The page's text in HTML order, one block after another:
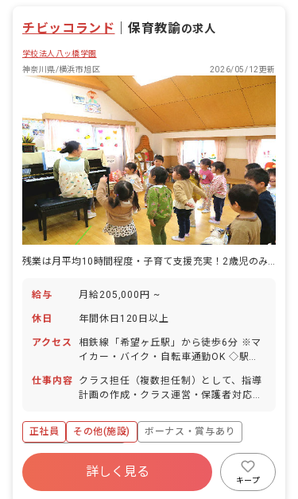
チビッコランド ｜保育教諭の求人
学校法人八ッ橋学園
神奈川県/横浜市旭区
2026/05/12更新
残業は月平均10時間程度・子育て支援充実！2歳児のみの幼児教室です
給与 月給205,000円 ~
休日 年間休日120日以上
アクセス
相鉄線「希望ヶ丘駅」から徒歩6分 ※マ
イカー・バイク・自転車通勤OK ◇駅前
るため、仕事終わりに買い物をして帰る
こともできます。
仕事内容
クラス担任（複数担任制）として、指導
計画の作成・クラス運営・保護者対応・
ど
正社員 その他(施設)
ボーナス・賞与あり
年間休日120日以上
寮・住宅・家賃補助あり
社会保険完備
詳しく見る
キープ